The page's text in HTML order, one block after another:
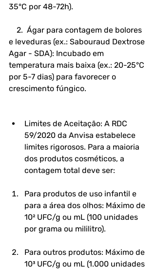
35°C por 48-72h).
e leveduras (ex.: Sabouraud Dextrose
Agar - SDA): Incubado em
temperatura mais baixa (ex.: 20-25°C
por 5-7 dias) para favorecer o
crescimento fúngico.
Limites de Aceitação: A RDC
59/2020 da Anvisa estabelece
limites rigorosos. Para a maioria
dos produtos cosméticos, a
contagem total deve ser:
Para produtos de uso infantil e
para a área dos olhos: Máximo de
10² UFC/g ou mL (100 unidades
por grama ou mililitro).
Para outros produtos: Máximo de
10³ UFC/g ou mL (1.000 unidades